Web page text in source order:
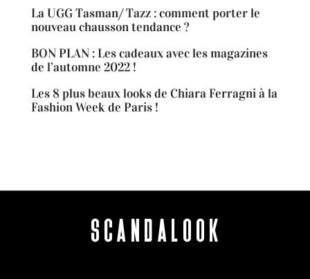
La UGG Tasman/ Tazz : comment porter le
nouveau chausson tendance ?
BON PLAN : Les cadeaux avec les magazines
de l’automne 2022 !
Les 8 plus beaux looks de Chiara Ferragni à la
Fashion Week de Paris !